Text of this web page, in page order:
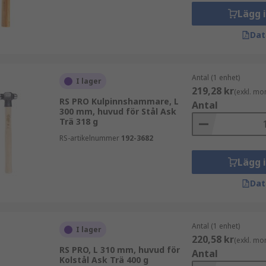
kraftiga, ofta fyrkantiga huvud används oftast för
andra variabler att överväga när man köper en.
men för mer specialiserade tillämpningar kan man
huvud fäst vid ett handtag. Designad för tung
rivning. De finns tillgängliga i en mängd olika
ytor som är starka och de förlitar sig därför
som skyddsglasögon, hörselskydd och återanvändbara
Lägg
I lager
RS PRO Kulpinnshammare, L
300 mm, huvud för Stål Ask
Trä 318 g
RS-artikelnummer 192-3682
Antal (1 enhet)
219,28 kr(exkl.
Antal
Lägg
I lager
RS PRO, L 310 mm, huvud för
Kolstål Ask Trä 400 g
Antal (1 enhet)
220,58 kr(exkl.
Antal